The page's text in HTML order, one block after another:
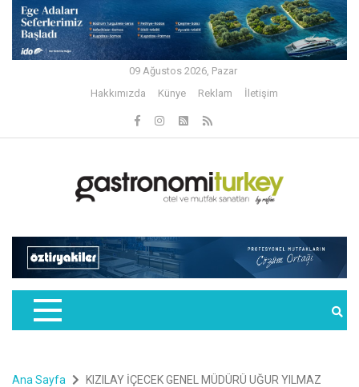
09 Ağustos 2026, Pazar
Hakkımızda
Künye Reklam İletişim
Ana Sayfa KIZILAY İÇECEK GENEL MÜDÜRÜ UĞUR YILMAZ